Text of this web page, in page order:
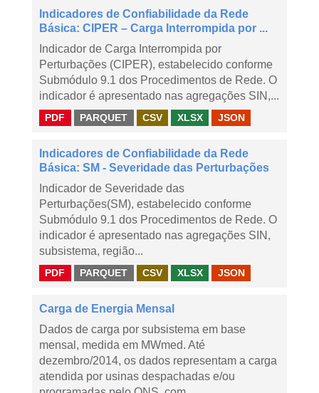
Indicadores de Confiabilidade da Rede
Básica: CIPER – Carga Interrompida por ...
Indicador de Carga Interrompida por
Perturbações (CIPER), estabelecido conforme
Submódulo 9.1 dos Procedimentos de Rede. O
indicador é apresentado nas agregações SIN,...
PDF PARQUET CSV XLSX JSON
Indicadores de Confiabilidade da Rede
Básica: SM - Severidade das Perturbações
Indicador de Severidade das
Perturbações(SM), estabelecido conforme
Submódulo 9.1 dos Procedimentos de Rede. O
indicador é apresentado nas agregações SIN,
subsistema, região...
PDF PARQUET CSV XLSX JSON
Carga de Energia Mensal
Dados de carga por subsistema em base
mensal, medida em MWmed. Até
dezembro/2014, os dados representam a carga
atendida por usinas despachadas e/ou